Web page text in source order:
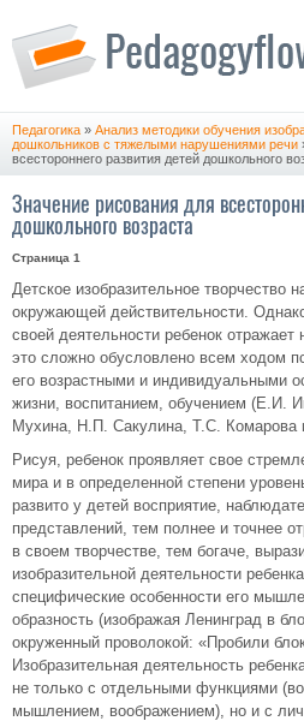
Педагогика » Анализ методики обучения
дошкольников с тяжелыми нарушениями речи
всестороннего развития детей дошкольного
Значение рисования для
дошкольного возраста
Страница 1
Детское изобразительное творчество
окружающей действительности.
своей деятельности ребенок
это сложно обусловлено всем ходом
его возрастными и индивидуальными
жизни, воспитанием, обучением (Е.И.
Мухина, Н.П. Сакулина, Т.С. Комарова
Рисуя, ребенок проявляет свое
мира и в определенной степени
развито у детей восприятие,
представлений, тем полнее и точнее
в своем творчестве, тем богаче,
изобразительной деятельности
специфические особенности его
образность (изображая Ленинград в
окруженный проволокой: «Пробили
Изобразительная деятельность
не только с отдельными функциями
мышлением, воображением), но и с